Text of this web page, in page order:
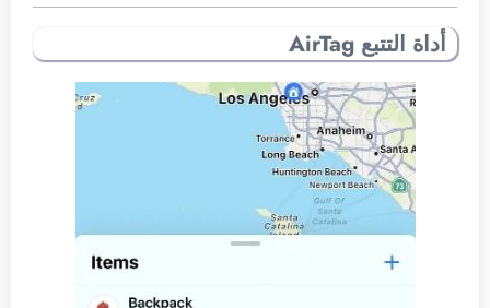
أداة التتبع AirTag